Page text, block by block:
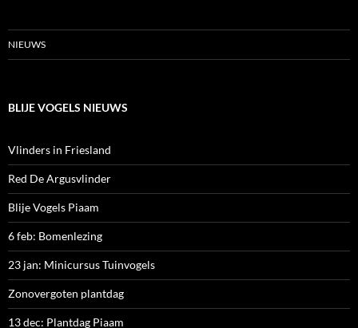
NIEUWS
BLIJE VOGELS NIEUWS
Vlinders in Friesland
Red De Argusvlinder
Blije Vogels Piaam
6 feb: Bomenlezing
23 jan: Minicursus Tuinvogels
Zonovergoten plantdag
13 dec: Plantdag Piaam